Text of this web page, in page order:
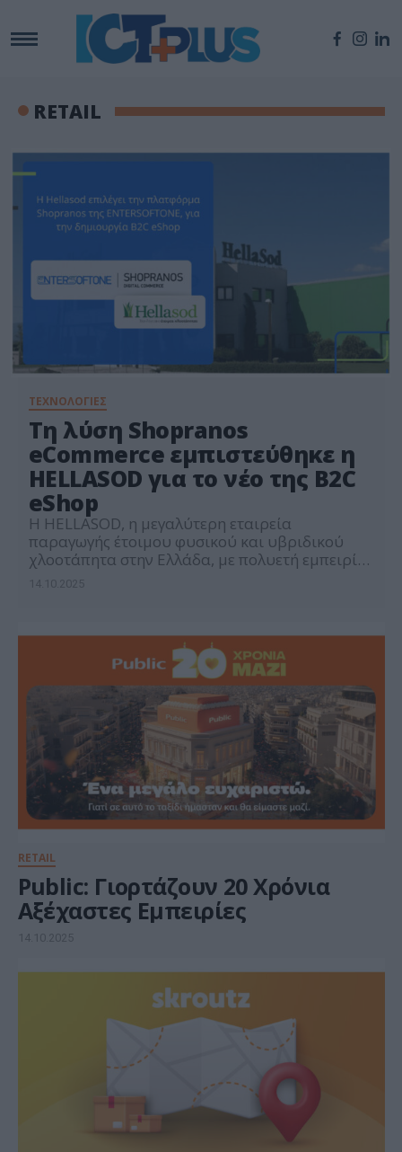
RETAIL
ΤΕΧΝΟΛΟΓΙΕΣ
Τη λύση Shopranos
eCommerce εμπιστεύθηκε η
HELLASOD για το νέο της B2C
eShop
Η HELLASOD, η μεγαλύτερη εταιρεία
παραγωγής έτοιμου φυσικού και υβριδικού
χλοοτάπητα στην Ελλάδα, με πολυετή εμπειρία
πλατφόρμας Shopranos eCommerce της
ENTERSOFTONE, του κορυφαίου παρόχου
business software στη χώρα. Με την
ολοκληρωμένη ψηφιακή λύση Shopranos
eCommerce, η HELLASOD ανέπτυξε […]
RETAIL
Public: Γιορτάζουν 20 Χρόνια
Αξέχαστες Εμπειρίες
14.10.2025